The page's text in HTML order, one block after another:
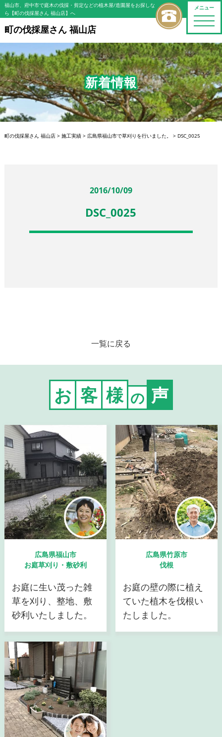
メニュー
toggle
福山市、府中市で庭木の伐採・剪定などの植木屋/造園屋をお探しな
ら【町の伐採屋さん 福山店】へ
町の伐採屋さん 福山店
新着情報
町の伐採屋さん 福山店> 施工実績> 広島県福山市で草刈りを行いました。 > DSC_0025
2016/10/09
DSC_0025
一覧に戻る
お 客 様 の 声
広島県福山市
お庭草刈り・敷砂利
お庭に生い茂った雑
草を刈り、整地、敷
砂利いたしました。
広島県竹原市
伐根
お庭の壁の際に植え
ていた植木を伐根い
たしました。